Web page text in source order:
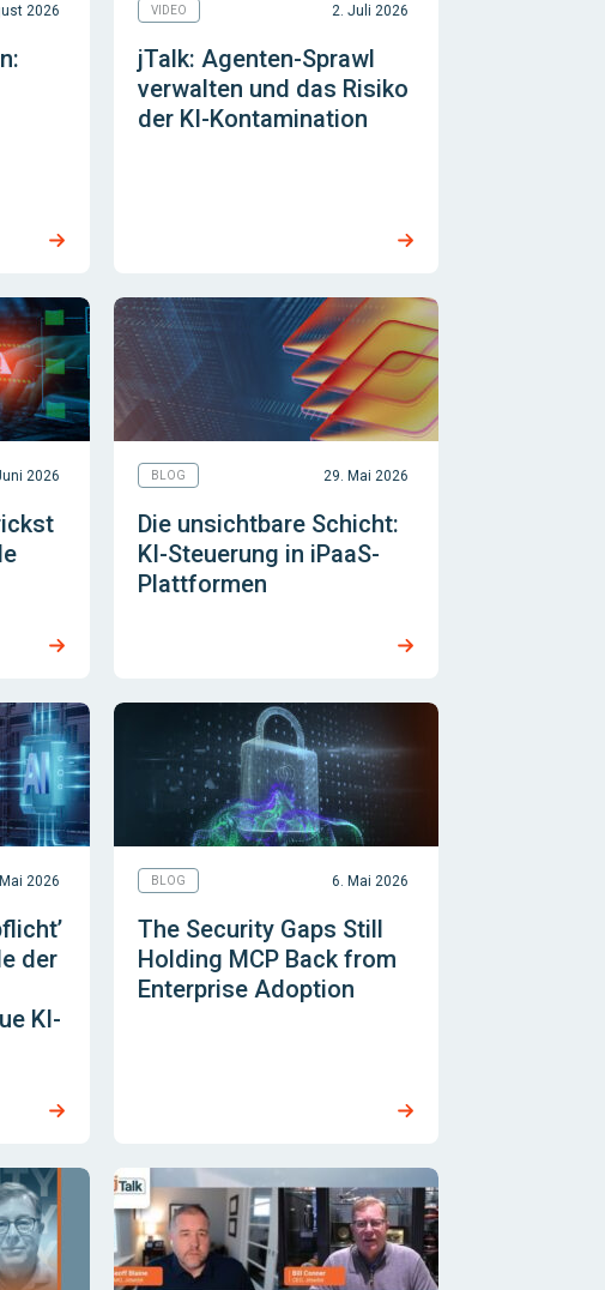
2026 VIDEO 2. Juli 2026
jTalk: Agenten-Sprawl
verwalten und das Risiko
der KI-Kontamination
2026 BLOG 29. Mai 2026
Die unsichtbare Schicht:
KI-Steuerung in iPaaS-
Plattformen
2026
der
KI-
BLOG 6. Mai 2026
The Security Gaps Still
Holding MCP Back from
Enterprise Adoption